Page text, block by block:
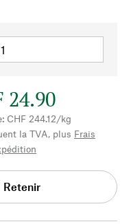
24.90
CHF 244.12/kg
la TVA, plus Frais
Retenir